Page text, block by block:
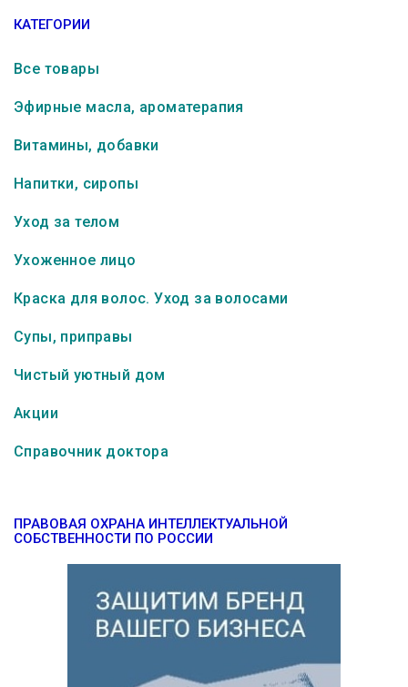
КАТЕГОРИИ
Все товары
Эфирные масла, ароматерапия
Витамины, добавки
Напитки, сиропы
Уход за телом
Ухоженное лицо
Краска для волос. Уход за волосами
Супы, приправы
Чистый уютный дом
Акции
Справочник доктора
ПРАВОВАЯ ОХРАНА ИНТЕЛЛЕКТУАЛЬНОЙ
СОБСТВЕННОСТИ ПО РОССИИ